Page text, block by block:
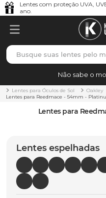
Lentes com proteção UVA,
ano.
Busque suas lentes pelo
Não sabe o
Lentes para Óculos de Sol
Oakley
Lentes para Reedmace - 54mm -
Lentes para
Lentes espelhadas
TERMOS MAIS BUSCADOS
1º borrachas
holbrook
5º chaves
6º t-shock
7º gasket